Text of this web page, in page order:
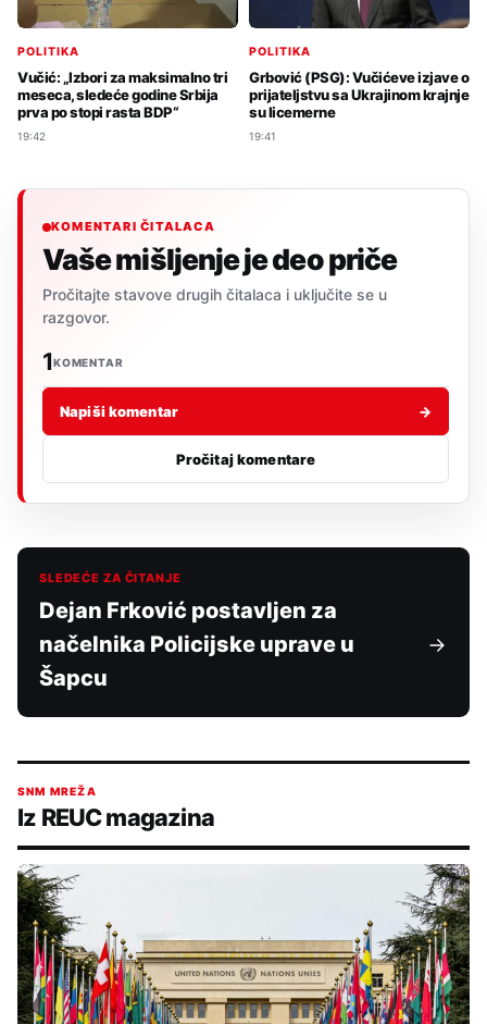
POLITIKA
Vučić: „Izbori za maksimalno tri
meseca, sledeće godine Srbija
prva po stopi rasta BDP“
19:42
POLITIKA
Grbović (PSG): Vučićeve izjave o
prijateljstvu sa Ukrajinom krajnje
su licemerne
19:41
KOMENTARI ČITALACA
Vaše mišljenje je deo priče
Pročitajte stavove drugih čitalaca i uključite se u
razgovor.
1KOMENTAR
Napiši komentar →
Pročitaj komentare
SLEDEĆE ZA ČITANJE
Dejan Frković postavljen za
načelnika Policijske uprave u
Šapcu
SNM MREŽA
Iz REUC magazina